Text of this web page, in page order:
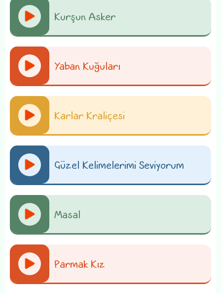
Kurşun Asker
Yaban Kuğuları
Karlar Kraliçesi
Güzel Kelimelerimi Seviyorum
Masal
Parmak Kız